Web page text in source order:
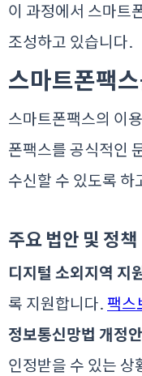
이 과정에서 스마트
조성하고 있습니다.
스마트폰팩
스마트폰팩스의 이
폰팩스를 공식적인
수신할 수 있도록 하
주요 법안 및 정책
디지털 소외지역 지
록 지원합니다. 팩스
정보통신망법 개정안
인정받을 수 있는 상